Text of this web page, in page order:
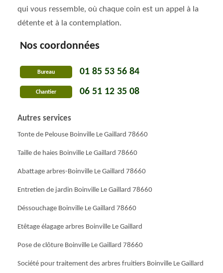
qui vous ressemble, où chaque coin est un appel à la
détente et à la contemplation.
Nos coordonnées
Bureau 01 85 53 56 84
Chantier 06 51 12 35 08
Autres services
Tonte de Pelouse Boinville Le Gaillard 78660
Taille de haies Boinville Le Gaillard 78660
Abattage arbres-Boinville Le Gaillard 78660
Entretien de jardin Boinville Le Gaillard 78660
Déssouchage Boinville Le Gaillard 78660
Etêtage élagage arbres Boinville Le Gaillard
Pose de clôture Boinville Le Gaillard 78660
Société pour traitement des arbres fruitiers Boinville Le Gaillard